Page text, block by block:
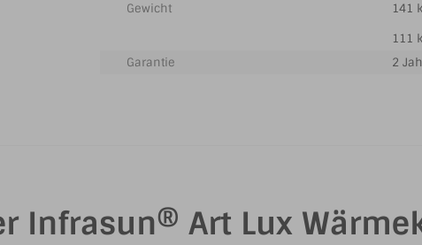
Gewicht
141
111
Garantie
2
Infrasun® Art Lux